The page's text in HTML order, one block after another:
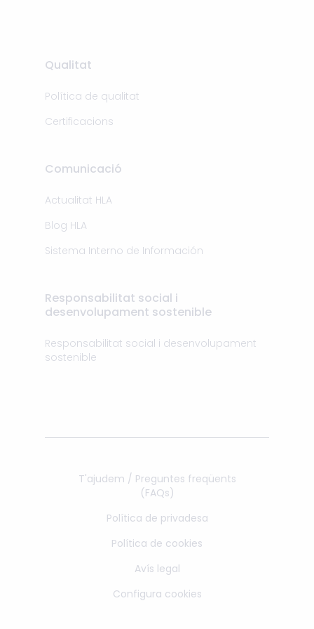
Qualitat
Política de qualitat
Certificacions
Comunicació
Actualitat HLA
Blog HLA
Sistema Interno de Información
Responsabilitat social i
desenvolupament sostenible
Responsabilitat social i desenvolupament
sostenible
T'ajudem / Preguntes freqüents
(FAQs)
Política de privadesa
Política de cookies
Avís legal
Configura cookies